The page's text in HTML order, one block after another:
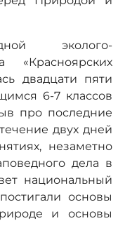
эколого-
«Красноярских
двадцати пяти
6-7 классов
про последние
двух дней
незаметно
дела в
национальный
основы
и основы